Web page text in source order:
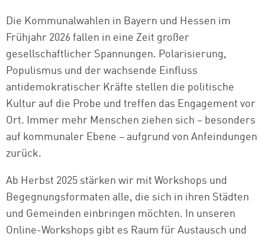
Die Kommunalwahlen in Bayern und Hessen im
Frühjahr 2026 fallen in eine Zeit großer
gesellschaftlicher Spannungen. Polarisierung,
Populismus und der wachsende Einfluss
antidemokratischer Kräfte stellen die politische
Kultur auf die Probe und treffen das Engagement vor
Ort. Immer mehr Menschen ziehen sich – besonders
auf kommunaler Ebene – aufgrund von Anfeindungen
zurück.
Ab Herbst 2025 stärken wir mit Workshops und
Begegnungsformaten alle, die sich in ihren Städten
und Gemeinden einbringen möchten. In unseren
Online-Workshops gibt es Raum für Austausch und